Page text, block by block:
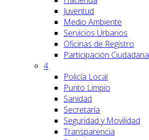
Juventud
Medio Ambiente
Servicios Urbanos
Oficinas de Registro
Participación Ciudadana
4
Policía Local
Punto Limpio
Sanidad
Secretaría
Seguridad y Movilidad
Transparencia